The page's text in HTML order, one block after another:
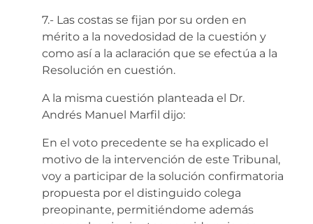
7.- Las costas se fijan por su orden en
mérito a la novedosidad de la cuestión y
como así a la aclaración que se efectúa a la
Resolución en cuestión.
A la misma cuestión planteada el Dr.
Andrés Manuel Marfil dijo:
En el voto precedente se ha explicado el
motivo de la intervención de este Tribunal,
voy a participar de la solución confirmatoria
propuesta por el distinguido colega
preopinante, permitiéndome además